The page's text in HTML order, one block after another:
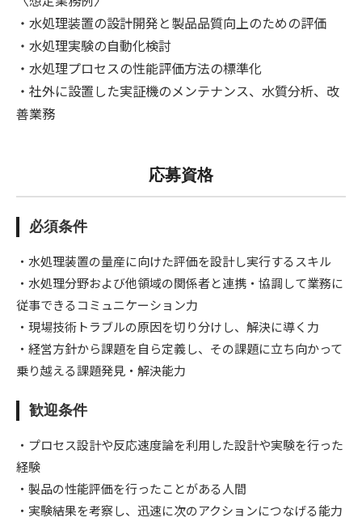
・水処理装置の設計開発と製品品質向上のための評価
・水処理実験の自動化検討
・水処理プロセスの性能評価方法の標準化
・社外に設置した実証機のメンテナンス、水質分析、改
善業務
応募資格
必須条件
・水処理装置の量産に向けた評価を設計し実行するスキル
・水処理分野および他領域の関係者と連携・協調して業務に
従事できるコミュニケーション力
・現場技術トラブルの原因を切り分けし、解決に導く力
・経営方針から課題を自ら定義し、その課題に立ち向かって
乗り越える課題発見・解決能力
歓迎条件
・プロセス設計や反応速度論を利用した設計や実験を行った
経験
・製品の性能評価を行ったことがある人間
・実験結果を考察し、迅速に次のアクションにつなげる能力